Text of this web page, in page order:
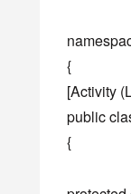
{
[Activity
public
{